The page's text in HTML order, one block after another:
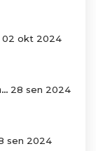
02 okt 2024
28 sen 2024
sen 2024